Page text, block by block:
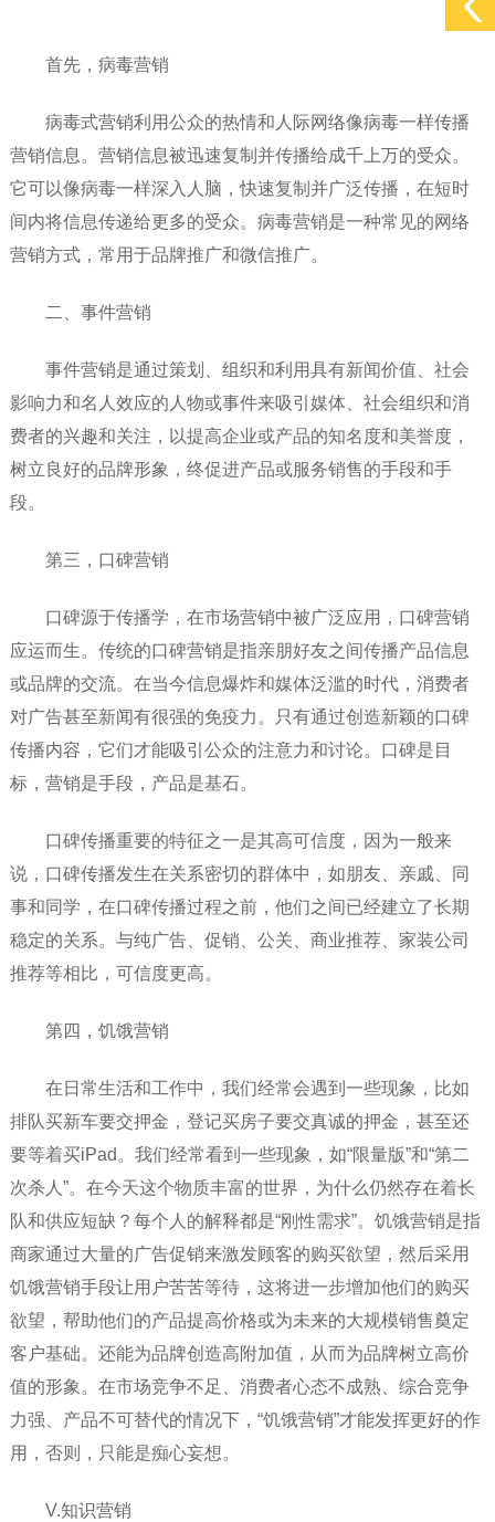
首先，病毒营销
病毒式营销利用公众的热情和人际网络像病毒一样传播
营销信息。营销信息被迅速复制并传播给成千上万的受众。
它可以像病毒一样深入人脑，快速复制并广泛传播，在短时
间内将信息传递给更多的受众。病毒营销是一种常见的网络
营销方式，常用于品牌推广和微信推广。
二、事件营销
事件营销是通过策划、组织和利用具有新闻价值、社会
影响力和名人效应的人物或事件来吸引媒体、社会组织和消
费者的兴趣和关注，以提高企业或产品的知名度和美誉度，
树立良好的品牌形象，终促进产品或服务销售的手段和手
段。
第三，口碑营销
口碑源于传播学，在市场营销中被广泛应用，口碑营销
应运而生。传统的口碑营销是指亲朋好友之间传播产品信息
或品牌的交流。在当今信息爆炸和媒体泛滥的时代，消费者
对广告甚至新闻有很强的免疫力。只有通过创造新颖的口碑
传播内容，它们才能吸引公众的注意力和讨论。口碑是目
标，营销是手段，产品是基石。
口碑传播重要的特征之一是其高可信度，因为一般来
说，口碑传播发生在关系密切的群体中，如朋友、亲戚、同
事和同学，在口碑传播过程之前，他们之间已经建立了长期
稳定的关系。与纯广告、促销、公关、商业推荐、家装公司
推荐等相比，可信度更高。
第四，饥饿营销
在日常生活和工作中，我们经常会遇到一些现象，比如
排队买新车要交押金，登记买房子要交真诚的押金，甚至还
要等着买iPad。我们经常看到一些现象，如“限量版”和“第二
次杀人”。在今天这个物质丰富的世界，为什么仍然存在着长
队和供应短缺？每个人的解释都是“刚性需求”。饥饿营销是指
商家通过大量的广告促销来激发顾客的购买欲望，然后采用
饥饿营销手段让用户苦苦等待，这将进一步增加他们的购买
欲望，帮助他们的产品提高价格或为未来的大规模销售奠定
客户基础。还能为品牌创造高附加值，从而为品牌树立高价
值的形象。在市场竞争不足、消费者心态不成熟、综合竞争
力强、产品不可替代的情况下，“饥饿营销”才能发挥更好的作
用，否则，只能是痴心妄想。
V.知识营销